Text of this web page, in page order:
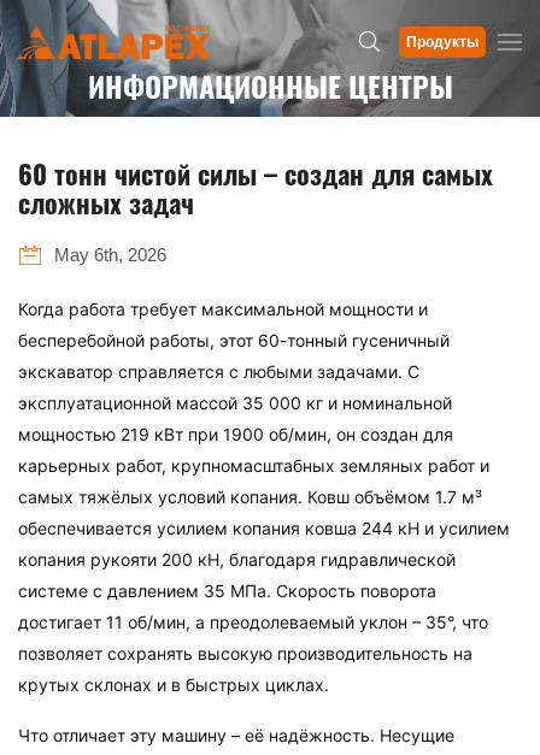
Продукты
ИНФОРМАЦИОННЫЕ ЦЕНТРЫ
60 тонн чистой силы – создан для самых
сложных задач
May 6th, 2026
Когда работа требует максимальной мощности и
бесперебойной работы, этот 60-тонный гусеничный
экскаватор справляется с любыми задачами. С
эксплуатационной массой 35 000 кг и номинальной
мощностью 219 кВт при 1900 об/мин, он создан для
карьерных работ, крупномасштабных земляных работ и
самых тяжёлых условий копания. Ковш объёмом 1.7 м³
обеспечивается усилием копания ковша 244 кН и усилием
копания рукояти 200 кН, благодаря гидравлической
системе с давлением 35 МПа. Скорость поворота
достигает 11 об/мин, а преодолеваемый уклон – 35°, что
позволяет сохранять высокую производительность на
крутых склонах и в быстрых циклах.
Что отличает эту машину – её надёжность. Несущие